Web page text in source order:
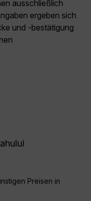
ausschließlich
ergeben sich
und -bestätigung
Preisen in